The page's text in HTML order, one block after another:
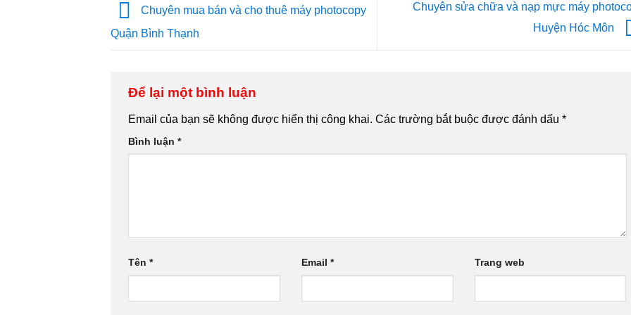
Chuyên mua bán và cho thuê máy photocopy
Quận Bình Thạnh
Chuyên sửa chữa và nạp mực máy
Huyện Hóc Môn
Để lại một bình luận
Email của bạn sẽ không được hiển thị công khai. Các trường bắt buộc được đánh dấu *
Bình luận *
Tên * Email * Trang web